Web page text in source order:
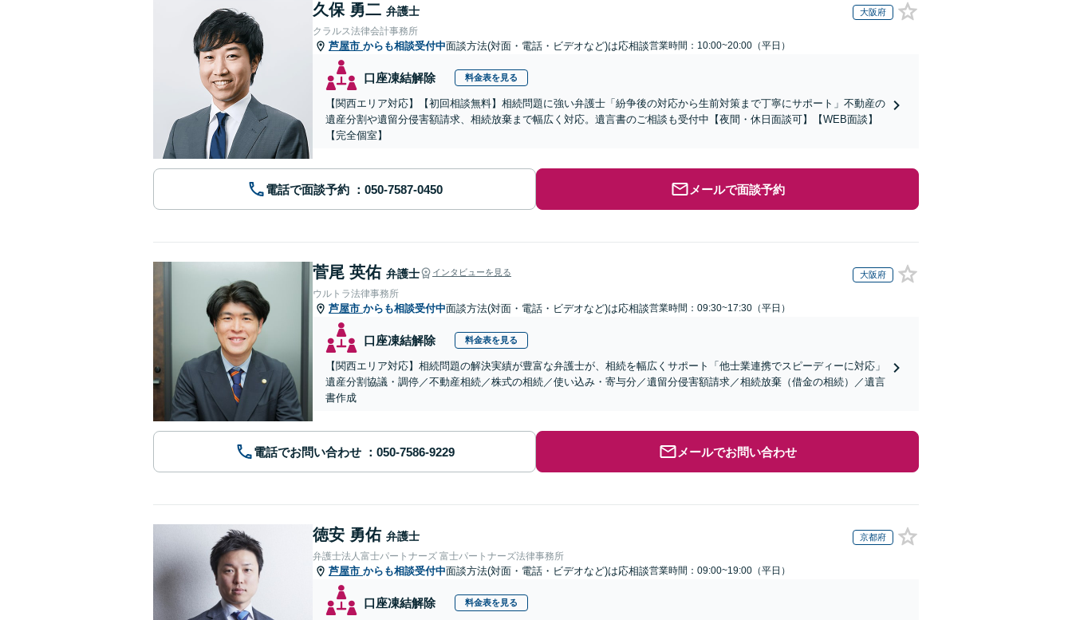
久保 勇二 弁護士 大阪府
クラルス法律会計事務所
芦屋市 からも相談受付中面談方法(対面・電話・ビデオなど)は応相談営業時間：10:00~20:00（平日）
口座凍結解除 料金表を見る
【関西エリア対応】【初回相談無料】相続問題に強い弁護士「紛争後の対応から生前対策まで丁寧にサポート」不動産の
遺産分割や遺留分侵害額請求、相続放棄まで幅広く対応。遺言書のご相談も受付中【夜間・休日面談可】【WEB面談】
【完全個室】
電話で面談予約 メールで面談予約
菅尾 英佑 弁護士 インタビューを見る 大阪府
ウルトラ法律事務所
芦屋市 からも相談受付中面談方法(対面・電話・ビデオなど)は応相談営業時間：09:30~17:30（平日）
口座凍結解除 料金表を見る
【関西エリア対応】相続問題の解決実績が豊富な弁護士が、相続を幅広くサポート「他士業連携でスピーディーに対応」
遺産分割協議・調停／不動産相続／株式の相続／使い込み・寄与分／遺留分侵害額請求／相続放棄（借金の相続）／遺言
書作成
電話でお問い合わせ メールでお問い合わせ
徳安 勇佑 弁護士 京都府
弁護士法人富士パートナーズ 富士パートナーズ法律事務所
芦屋市 からも相談受付中面談方法(対面・電話・ビデオなど)は応相談営業時間：09:00~19:00（平日）
口座凍結解除 料金表を見る